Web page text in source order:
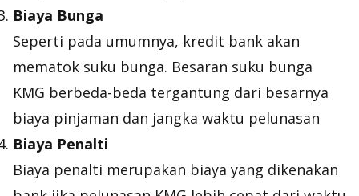
Biaya Bunga
Seperti pada umumnya, kredit bank akan
mematok suku bunga. Besaran suku bunga
KMG berbeda-beda tergantung dari besarnya
biaya pinjaman dan jangka waktu pelunasan
Biaya Penalti
Biaya penalti merupakan biaya yang dikenakan